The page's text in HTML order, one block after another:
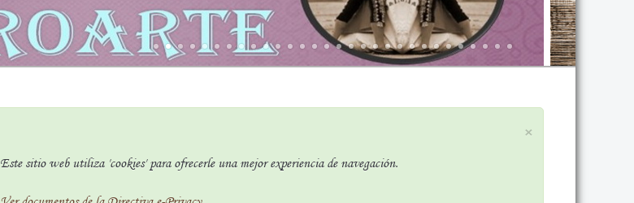
×
Este sitio web utiliza 'cookies' para ofrecerle una mejor experiencia de navegación.